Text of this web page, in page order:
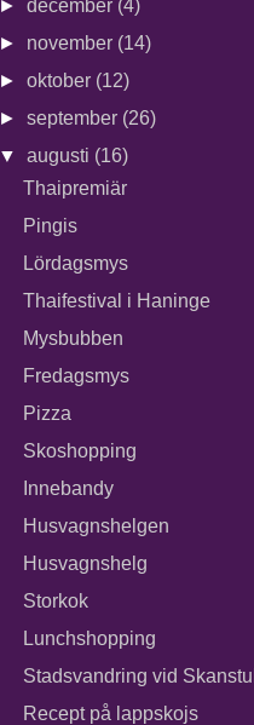
►december (4)
► november (14)
►oktober (12)
►september (26)
▼augusti (16)
Thaipremiär
Pingis
Lördagsmys
Thaifestival i Haninge
Mysbubben
Fredagsmys
Pizza
Skoshopping
Innebandy
Husvagnshelgen
Husvagnshelg
Storkok
Lunchshopping
Stadsvandring vid Skanstull
Recept på lappskojs